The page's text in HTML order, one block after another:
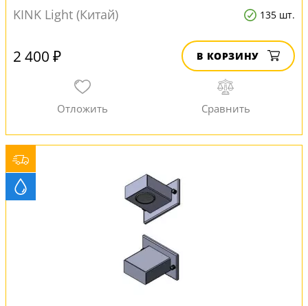
KINK Light (Китай)
135 шт.
2 400 ₽ В КОРЗИНУ